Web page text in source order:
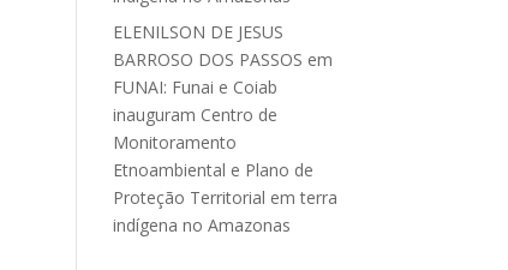
ELENILSON DE JESUS
BARROSO DOS PASSOS em
FUNAI: Funai e Coiab
inauguram Centro de
Monitoramento
Etnoambiental e Plano de
Proteção Territorial em terra
indígena no Amazonas